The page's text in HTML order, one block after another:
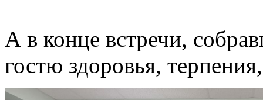
А в конце встречи,
гостю здоровья,